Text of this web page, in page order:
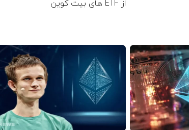
از ETF‌ های بیت کوین